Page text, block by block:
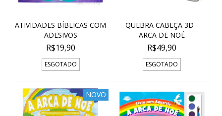
ATIVIDADES BÍBLICAS COM
ADESIVOS
R$19,90
ESGOTADO
QUEBRA CABEÇA 3D -
ARCA DE NOÉ
R$49,90
ESGOTADO
NOVO